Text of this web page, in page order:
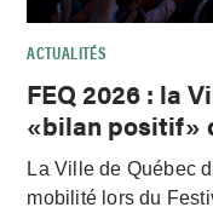
ACTUALITÉS
FEQ 2026 : la
«bilan positif»
La Ville de Québec
mobilité lors du